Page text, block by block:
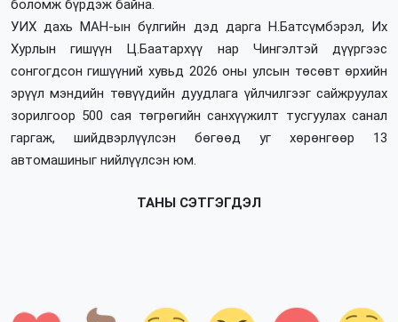
боломж бүрдэж байна.
УИХ дахь МАН-ын бүлгийн дэд дарга Н.Батсүмбэрэл, Их
Хурлын гишүүн Ц.Баатархүү нар Чингэлтэй дүүргээс
сонгогдсон гишүүний хувьд 2026 оны улсын төсөвт өрхийн
эрүүл мэндийн төвүүдийн дуудлага үйлчилгээг сайжруулах
зорилгоор 500 сая төгрөгийн санхүүжилт тусгуулах санал
гаргаж, шийдвэрлүүлсэн бөгөөд уг хөрөнгөөр 13
автомашиныг нийлүүлсэн юм.
ТАНЫ СЭТГЭГДЭЛ